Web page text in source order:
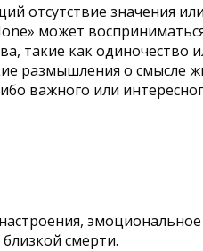
отсутствие значения или
может
такие как одиночество
размышления о смысле
важного или
смерти.